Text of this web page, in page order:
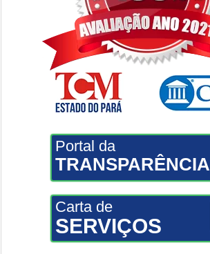
Portal da
TRANSPARÊNCIA
Carta de
SERVIÇOS